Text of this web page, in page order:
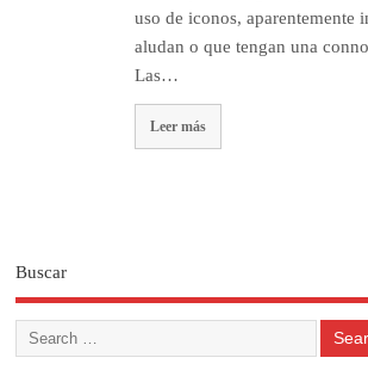
uso de iconos, aparentemente
aludan o que tengan una
Las…
Leer más
Buscar